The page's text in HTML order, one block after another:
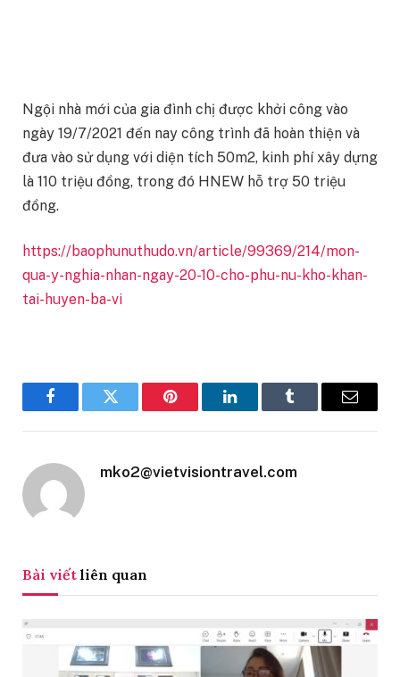
Ngội nhà mới của gia đình chị được khởi công vào
ngày 19/7/2021 đến nay công trình đã hoàn thiện và
đưa vào sử dụng với diện tích 50m2, kinh phí xây dựng
là 110 triệu đồng, trong đó HNEW hỗ trợ 50 triệu
đồng.
https://baophunuthudo.vn/article/99369/214/mon-
qua-y-nghia-nhan-ngay-20-10-cho-phu-nu-kho-khan-
tai-huyen-ba-vi
FacebookTwitter Pinterest LinkedInTumblr Email
mko2@vietvisiontravel.com
Bài viết liên quan